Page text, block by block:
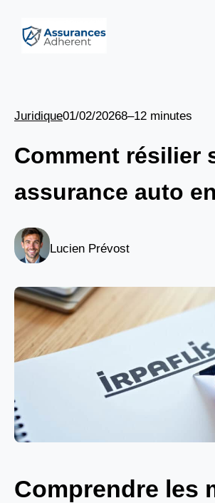
contenu
Juridique01/02/20268–12 minutes
Comment résilier
assurance auto
Lucien Prévost
Comprendre les